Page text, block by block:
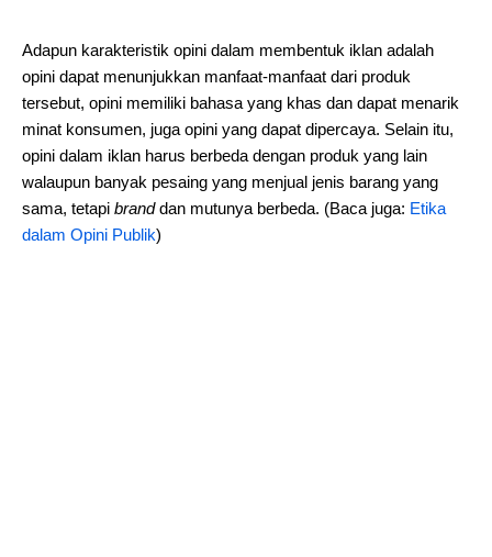
Adapun karakteristik opini dalam membentuk iklan adalah
opini dapat menunjukkan manfaat-manfaat dari produk
tersebut, opini memiliki bahasa yang khas dan dapat menarik
minat konsumen, juga opini yang dapat dipercaya. Selain itu,
opini dalam iklan harus berbeda dengan produk yang lain
walaupun banyak pesaing yang menjual jenis barang yang
sama, tetapi branddan mutunya berbeda. (Baca juga: Etika
dalam Opini Publik)